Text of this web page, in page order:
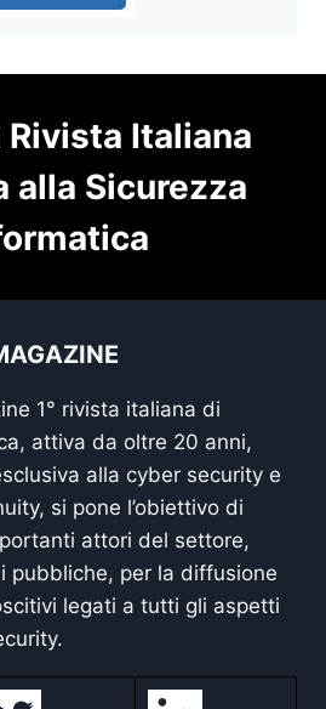
Rivista Italiana
alla Sicurezza
1° rivista italiana di
attiva da oltre 20 anni,
alla cyber security e
si pone l’obiettivo di
attori del settore,
pubbliche, per la diffusione
legati a tutti gli aspetti